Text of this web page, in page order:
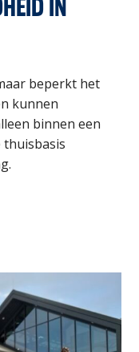
beperkt het
kunnen
binnen een